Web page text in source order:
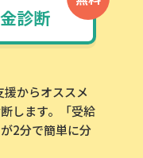
診断
からオススメ
します。「受給
2分で簡単に分